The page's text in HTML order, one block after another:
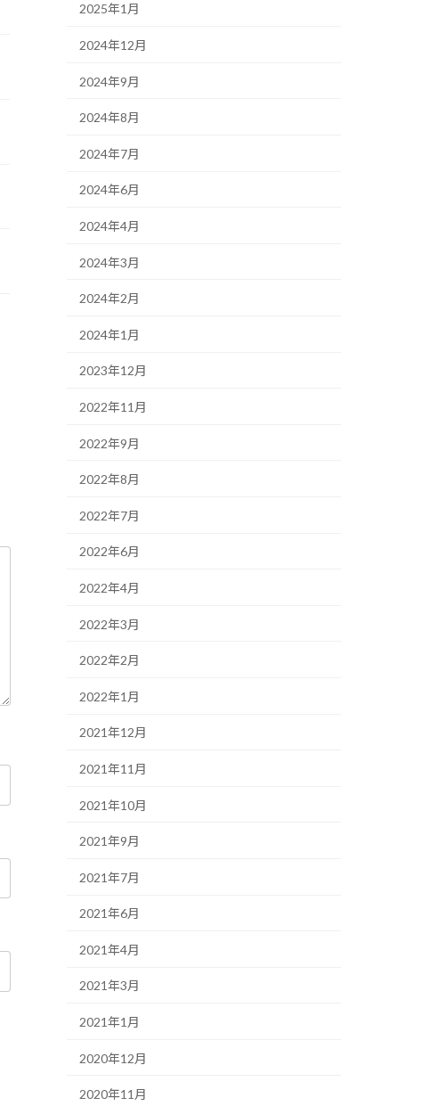
2025年1月
2024年12月
2024年9月
2024年8月
2024年7月
2024年6月
2024年4月
2024年3月
2024年2月
2024年1月
2023年12月
2022年11月
2022年9月
2022年8月
2022年7月
2022年6月
2022年4月
2022年3月
2022年2月
2022年1月
2021年12月
2021年11月
2021年10月
2021年9月
2021年7月
2021年6月
2021年4月
2021年3月
2021年1月
2020年12月
2020年11月